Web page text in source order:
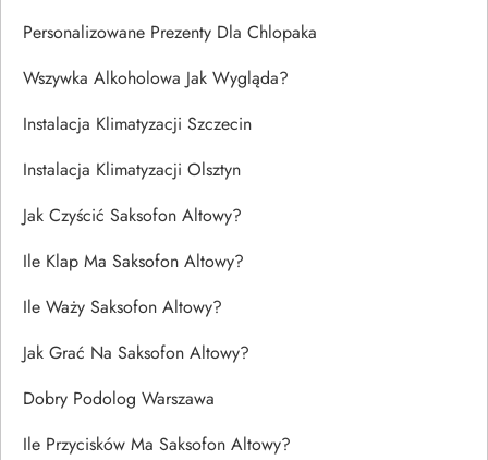
Personalizowane Prezenty Dla Chlopaka
Wszywka Alkoholowa Jak Wygląda?
Instalacja Klimatyzacji Szczecin
Instalacja Klimatyzacji Olsztyn
Jak Czyścić Saksofon Altowy?
Ile Klap Ma Saksofon Altowy?
Ile Waży Saksofon Altowy?
Jak Grać Na Saksofon Altowy?
Dobry Podolog Warszawa
Ile Przycisków Ma Saksofon Altowy?